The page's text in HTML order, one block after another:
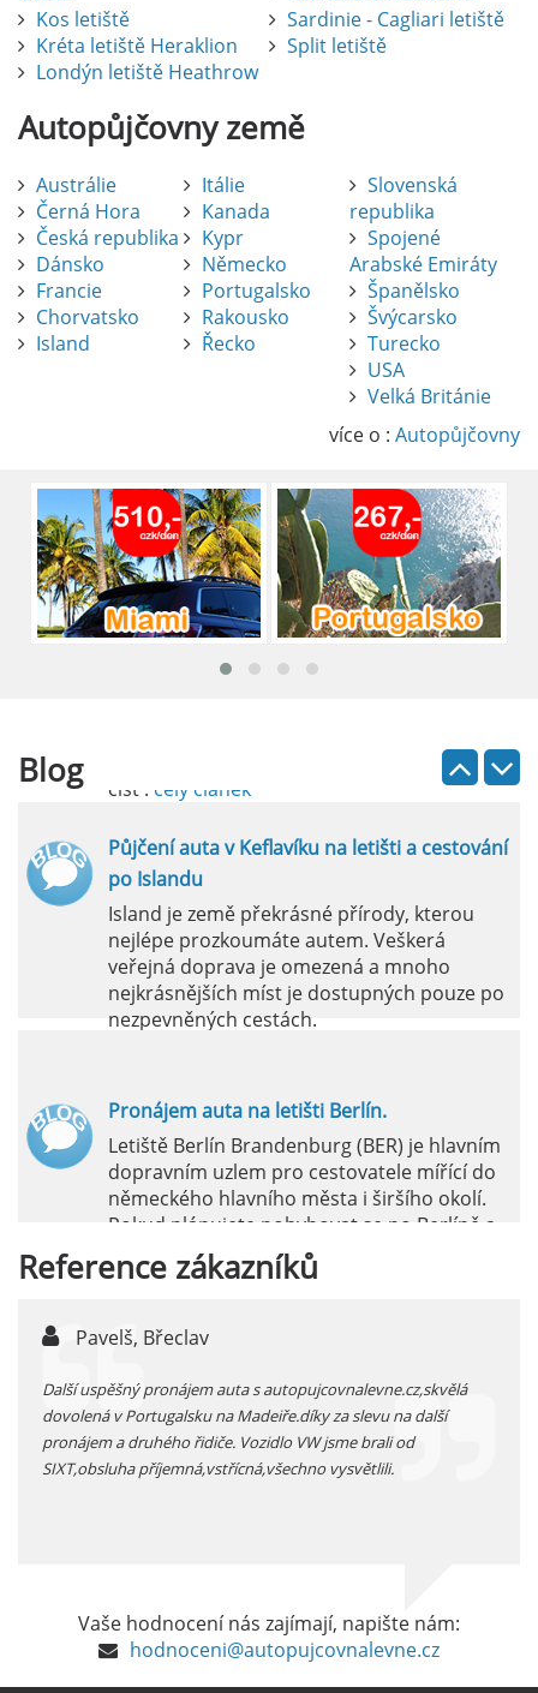
Kos letiště
Kréta letiště Heraklion
Londýn letiště Heathrow
Sardinie - Cagliari letiště
Split letiště
Autopůjčovnyzemě
Austrálie
Černá Hora
Česká republika
Dánsko
Francie
Chorvatsko
Island
Itálie
Kanada
Kypr
Německo
Portugalsko
Rakousko
Řecko
Slovenská
republika
Spojené
Arabské Emiráty
Španělsko
Švýcarsko
Turecko
USA
Velká Británie
více o : Autopůjčovny
Blog
Pronájem auta na letišti Alicante
Půjčení auta na letišti v Alicante je výborný
způsob, jak pohodlně objevovat město i jeho
brána do regionu Costa Blanca, se nachází
přibližně 9 km od centra Alicante.
číst :celý článek
Pronájem auta na letišti Lefkada: Kompletní
průvodce
Půjčení auta na letišti Lefkada je skvělý
číst : celý článek
Půjčení auta v Keflavíku na letišti a cestování
po Islandu
Island je země překrásné přírody, kterou
nejlépe prozkoumáte autem. Veškerá
veřejná doprava je omezená a mnoho
nejkrásnějších míst je dostupných pouze po
nezpevněných cestách.
Pronájem auta na letišti Berlín.
Letiště Berlín Brandenburg (BER) je hlavním
dopravním uzlem pro cestovatele mířící do
německého hlavního města i širšího okolí.
Pokud plánujete pohybovat se po Berlíně a
okolních regionech bez omezení, pronájem
auta přímo na letišti je ideální volbou.
Letiště Marseille, oficiálně známé jako
mezinárodní letiště Marseille-Provence, je
hlavní vstupní branou do regionu Provence
a nachází se přibližně 27 km od centra města
Půjčení auta na letišti v Alicante je výborný
způsob, jak pohodlně objevovat město i jeho
Reference zákazníků
Pavelš, Břeclav
Další uspěšný pronájem auta s autopujcovnalevne.cz,skvělá
dovolená v Portugalsku na Madeiře.díky za slevu na další
pronájem a druhého řidiče. Vozidlo VW jsme brali od
SIXT,obsluha příjemná,vstřícná,všechno vysvětlili.
Vaše hodnocení nás zajímají, napište nám:
hodnoceni@autopujcovnalevne.cz